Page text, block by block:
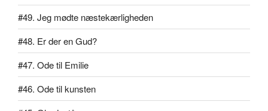
#49. Jeg mødte næstekærligheden
#48. Er der en Gud?
#47. Ode til Emilie
#46. Ode til kunsten